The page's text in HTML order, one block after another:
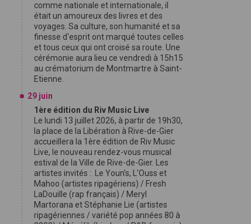
comme nationale et internationale, il
était un amoureux des livres et des
voyages. Sa culture, son humanité et sa
finesse d'esprit ont marqué toutes celles
et tous ceux qui ont croisé sa route. Une
cérémonie aura lieu ce vendredi à 15h15
au crématorium de Montmartre à Saint-
Etienne.
29 juin
1ère édition du Riv Music Live
Le lundi 13 juillet 2026, à partir de 19h30,
la place de la Libération à Rive-de-Gier
accueillera la 1ère édition de Riv Music
Live, le nouveau rendez-vous musical
estival de la Ville de Rive-de-Gier. Les
artistes invités : Le Youn’s, L'Ouss et
Mahoo (artistes ripagériens) / Fresh
LaDouille (rap français) / Meryl
Martorana et Stéphanie Lie (artistes
ripagériennes / variété pop années 80 à